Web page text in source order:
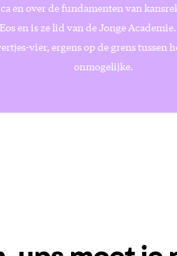
en over de fundamenten van
en is ze lid van de Jonge
vier, ergens op de grens tussen
onmogelijke.